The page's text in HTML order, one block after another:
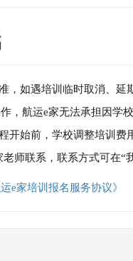
，如遇培训临时取消、
，航运e家无法承担因学
开始前，学校调整培训
师联系，联系方式可在
运e家培训报名服务协议》